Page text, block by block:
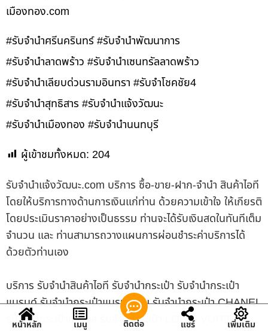
เมืองทอง.com
#รับจำนำศรีนครินทร์ #รับจำนำพัฒนาการ
#รับจำนำลาดพร้าว #รับจำนำเซนทรัลลาดพร้าว
#รับจำนำเลียบด่วนรามอินทรา #รับจำโชคชัย4
#รับจำนำสุทธิสาร #รับจำนำแจ้งวัฒนะ
#รับจำนำเมืองทอง #รับจำนำนนทบุรี
ผู้เข้าชมทั้งหมด: 204
รับจํานําแจ้งวัฒนะ.com บริการ ซื้อ-ขาย-ฝาก-จำนำ สินค้าไอที
โดยให้บริการทางด้านการเงินแก่ท่าน ด้วยความเข้าใจ ให้เกียรติ
โดยประเมินราคาอย่างเป็นธรรม ท่านจะได้รับเงินสดในทันทีเต็ม
จำนวน และ ท่านสามารถวางแผนการผ่อนชำระค่าบริการได้
ด้วยตัวท่านเอง
บริการ รับจำนำสินค้าไอที รับจำนำกระเป๋า รับจำนำกระเป๋า
แบรนด์ รับจำนำกระเป๋าแบรนด์เนม รับจำนำกระเป๋า CHANEL
รับจำนำกระเป๋าชาแนล รับจำนำกระเป๋า LOUIS VUITTON
หน้าหลัก เมนู ติดต่อ แชร์ เพิ่มเติม